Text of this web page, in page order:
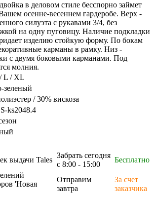
в деловом стиле бесспорно займет
осенне-весеннем гардеробе. Верх -
силуэта с рукавами 3/4, без
на одну пуговицу. Наличие подкладки
изделию стойкую форму. По бокам
карманы в рамку. Низ -
с двумя боковыми карманами. Под
молния.
L / XL
зеленый
/ 30% вискоза
ks2048.4
выдачи Tales
Забрать сегодня
с 8:00 - 15:00
Бесплатно
'Новая
Отправим
завтра
За счет
заказчика